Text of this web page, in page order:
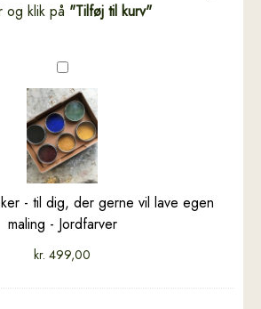
og klik på "Tilføj til kurv"
Pigmentæsker
-
til
dig,
der
gerne
vil
lave
egen
maling
- til dig, der gerne vil lave egen
maling - Jordfarver
kr. 499,00